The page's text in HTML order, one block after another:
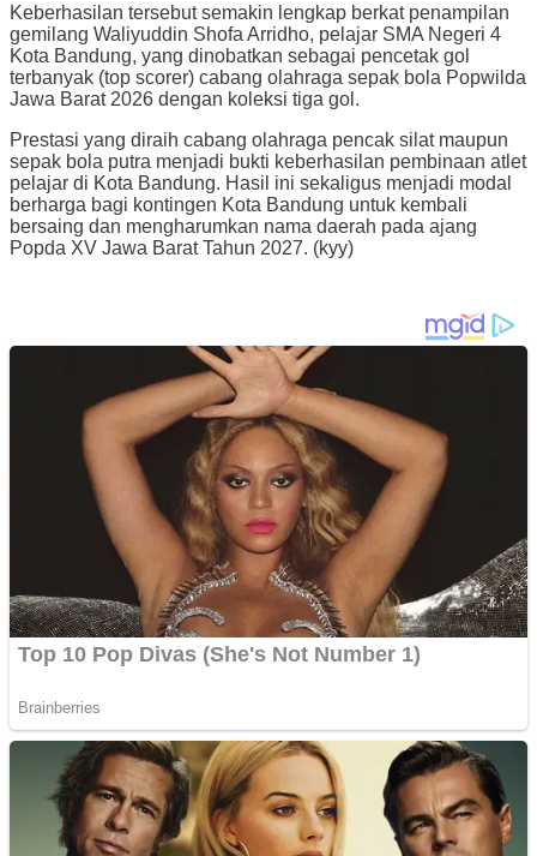
Keberhasilan tersebut semakin lengkap berkat penampilan
gemilang Waliyuddin Shofa Arridho, pelajar SMA Negeri 4
Kota Bandung, yang dinobatkan sebagai pencetak gol
terbanyak (top scorer) cabang olahraga sepak bola Popwilda
Jawa Barat 2026 dengan koleksi tiga gol.
Prestasi yang diraih cabang olahraga pencak silat maupun
sepak bola putra menjadi bukti keberhasilan pembinaan atlet
pelajar di Kota Bandung. Hasil ini sekaligus menjadi modal
berharga bagi kontingen Kota Bandung untuk kembali
bersaing dan mengharumkan nama daerah pada ajang
Popda XV Jawa Barat Tahun 2027. (kyy)